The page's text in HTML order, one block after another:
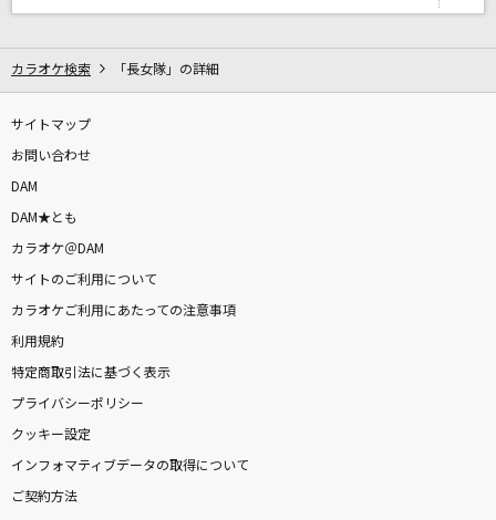
ナユタン星人
[生音]横須賀ストーリー
えみりんのテーマ
白石みのる(白石稔)
群青逃避行
おいしくるメロンパン
アロハ・エ・コモ・マイ～リロ アンド スティッ
チ ザ・シリーズ
DISNEY
カラオケ検索 「長女隊」の詳細
サイトマップ
お問い合わせ
DAM
DAM★とも
カラオケ＠DAM
サイトのご利用について
カラオケご利用にあたっての注意事項
利用規約
特定商取引法に基づく表示
プライバシーポリシー
クッキー設定
インフォマティブデータの取得について
ご契約方法